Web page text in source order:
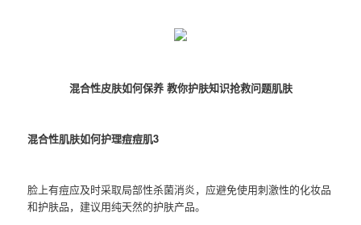
混合性皮肤如何保养 教你护肤知识抢救问题肌肤
混合性肌肤如何护理痘痘肌3
脸上有痘应及时采取局部性杀菌消炎，应避免使用刺激性的化妆品
和护肤品，建议用纯天然的护肤产品。